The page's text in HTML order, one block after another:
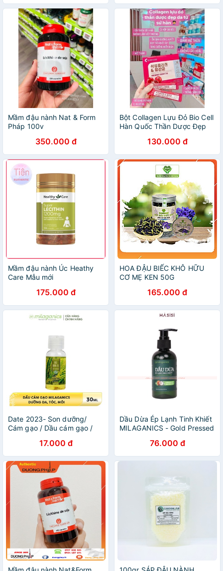
Mầm đậu nành Nat & Form
Pháp 100v
350.000 đ
Bột Collagen Lựu Đỏ Bio Cell
Hàn Quốc Thần Dược Đẹp
130.000 đ
Mầm đậu nành Úc Heathy
Care Mẫu mới
175.000 đ
HOA ĐẬU BIẾC KHÔ HỮU
CƠ MẸ KEN 50G
165.000 đ
Date 2023- Son dưỡng/
Cám gạo / Dầu cám gạo /
Milaganics17.000 đ
Dầu Dừa Ép Lạnh Tinh Khiết
MILAGANICS - Gold Pressed
76.000 đ